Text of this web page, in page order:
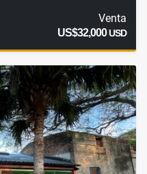
Venta
US$32,000USD